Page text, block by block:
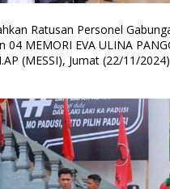
Ratusan Personel
04 MEMORI EVA ULINA
(MESSI), Jumat (22/11/